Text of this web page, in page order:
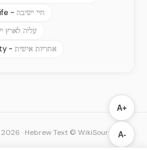
- חיי ישיבה
עליה לארץ
- אחריות אישית
A+
A-
2026 · Hebrew Text © WikiSource